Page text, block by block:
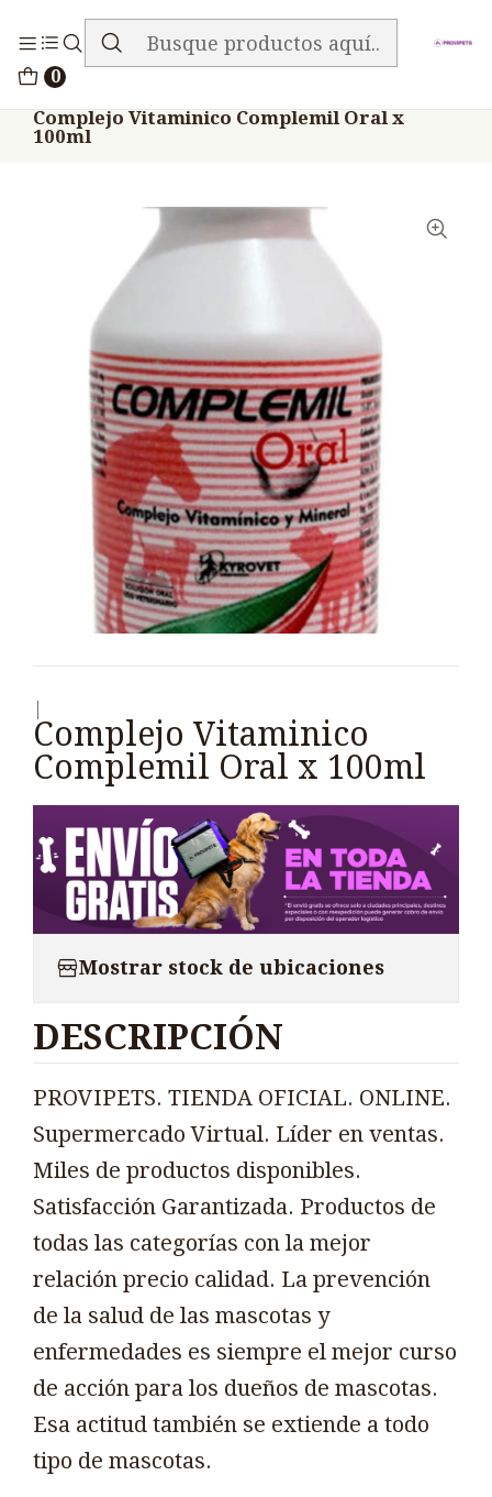
0
ENVIO GRATIS EN TODA LA TIENDA
Complejo Vitaminico Complemil Oral x
100ml
Complejo Vitaminico
Complemil Oral x 100ml
Mostrar stock de ubicaciones
DESCRIPCIÓN
PROVIPETS. TIENDA OFICIAL. ONLINE.
Supermercado Virtual. Líder en ventas.
Miles de productos disponibles.
Satisfacción Garantizada. Productos de
todas las categorías con la mejor
relación precio calidad. La prevención
de la salud de las mascotas y
enfermedades es siempre el mejor curso
de acción para los dueños de mascotas.
Esa actitud también se extiende a todo
tipo de mascotas.